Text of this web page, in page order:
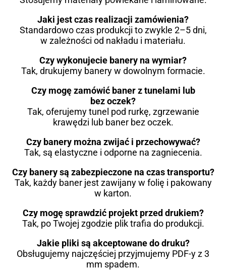
Jaki jest czas realizacji zamówienia?
Standardowo czas produkcji to zwykle 2–5 dni,
w zależności od nakładu i materiału.
Czy wykonujecie banery na wymiar?
Tak, drukujemy banery w dowolnym formacie.
Czy mogę zamówić baner z tunelami lub
bez oczek?
Tak, oferujemy tunel pod rurkę, zgrzewanie
krawędzi lub baner bez oczek.
Czy banery można zwijać i przechowywać?
Tak, są elastyczne i odporne na zagniecenia.
Czy banery są zabezpieczone na czas transportu?
Tak, każdy baner jest zawijany w folię i pakowany
w karton.
Czy mogę sprawdzić projekt przed drukiem?
Tak, po Twojej zgodzie plik trafia do produkcji.
Jakie pliki są akceptowane do druku?
Obsługujemy najczęściej przyjmujemy PDF-y z 3
mm spadem.